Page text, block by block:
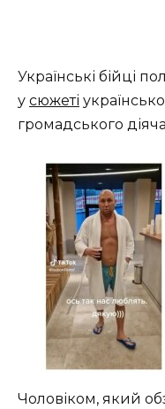
Українські бійці
у сюжеті
громадського
Чоловіком, який